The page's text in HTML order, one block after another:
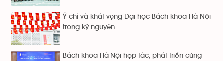
Ý chí và khát vọng Đại học Bách khoa Hà Nội
trong kỷ nguyên...
Bách khoa Hà Nội hợp tác, phát triển cùng